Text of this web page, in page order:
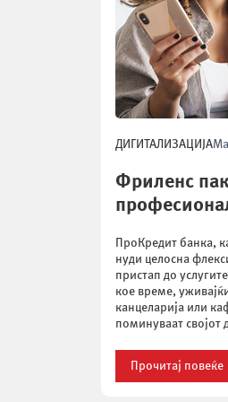
ДИГИТАЛИЗАЦИЈА
Фриленс
ПроКредит банка,
нуди целосна
пристап до
кое време,
канцеларија или
поминуваат својот
Прочитај повеќе